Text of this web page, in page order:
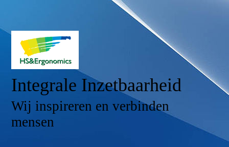
Integrale Inzetbaarheid
Wij inspireren en verbinden
mensen